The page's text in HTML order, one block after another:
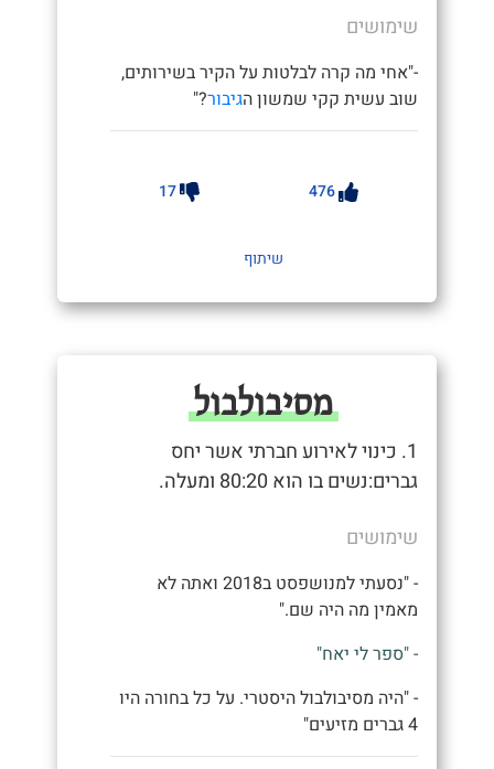
שימושים
-"אחי מה קרה לבלטות על הקיר בשירותים,
שוב עשית קקי שמשון הגיבור?"
476
17
שיתוף
מסיבולבול
1. כינוי לאירוע חברתי אשר יחס
גברים:נשים בו הוא 80:20 ומעלה.
שימושים
- "נסעתי למנושפסט ב2018 ואתה לא
מאמין מה היה שם."
- "ספר לי יאח"
- "היה מסיבולבול היסטרי. על כל בחורה היו
4 גברים מזיעים"